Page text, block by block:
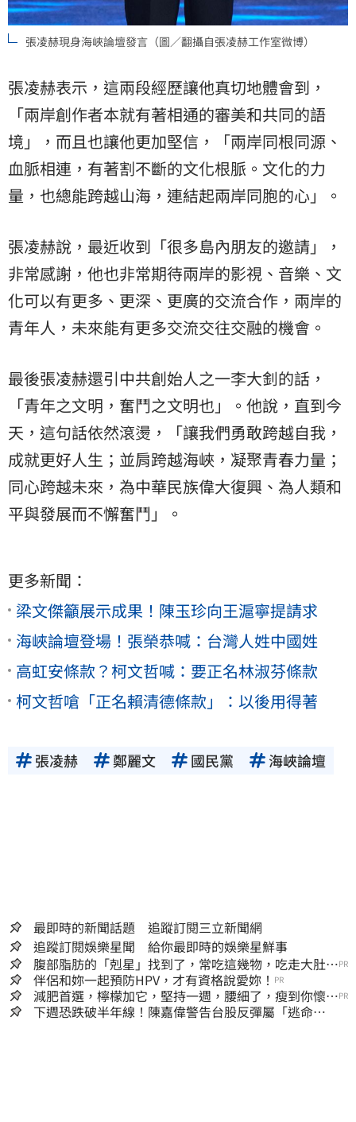
張凌赫現身海峽論壇發言（圖／翻攝自張凌赫工作室微博）
張凌赫表示，這兩段經歷讓他真切地體會到，
「兩岸創作者本就有著相通的審美和共同的語
境」，而且也讓他更加堅信，「兩岸同根同源、
血脈相連，有著割不斷的文化根脈。文化的力
量，也總能跨越山海，連結起兩岸同胞的心」。
張凌赫說，最近收到「很多島內朋友的邀請」，
非常感謝，他也非常期待兩岸的影視、音樂、文
化可以有更多、更深、更廣的交流合作，兩岸的
青年人，未來能有更多交流交往交融的機會。
最後張凌赫還引中共創始人之一李大釗的話，
「青年之文明，奮鬥之文明也」。他說，直到今
天，這句話依然滾燙，「讓我們勇敢跨越自我，
成就更好人生；並肩跨越海峽，凝聚青春力量；
同心跨越未來，為中華民族偉大復興、為人類和
平與發展而不懈奮鬥」。
更多新聞：
梁文傑籲展示成果！陳玉珍向王滬寧提請求
海峽論壇登場！張榮恭喊：台灣人姓中國姓
高虹安條款？柯文哲喊：要正名林淑芬條款
柯文哲嗆「正名賴清德條款」：以後用得著
張凌赫 鄭麗文 國民黨 海峽論壇
最即時的新聞話題 追蹤訂閱三立新聞網
追蹤訂閱娛樂星聞 給你最即時的娛樂星鮮事
腹部脂肪的「剋星」找到了，常吃這幾物，吃走大肚
囊，瘦出小蠻腰
PR
伴侶和妳一起預防HPV，才有資格說愛妳！ PR
減肥首選，檸檬加它，堅持一週，腰細了，瘦到你懷疑
人生
PR
下週恐跌破半年線！陳嘉偉警告台股反彈屬「逃命